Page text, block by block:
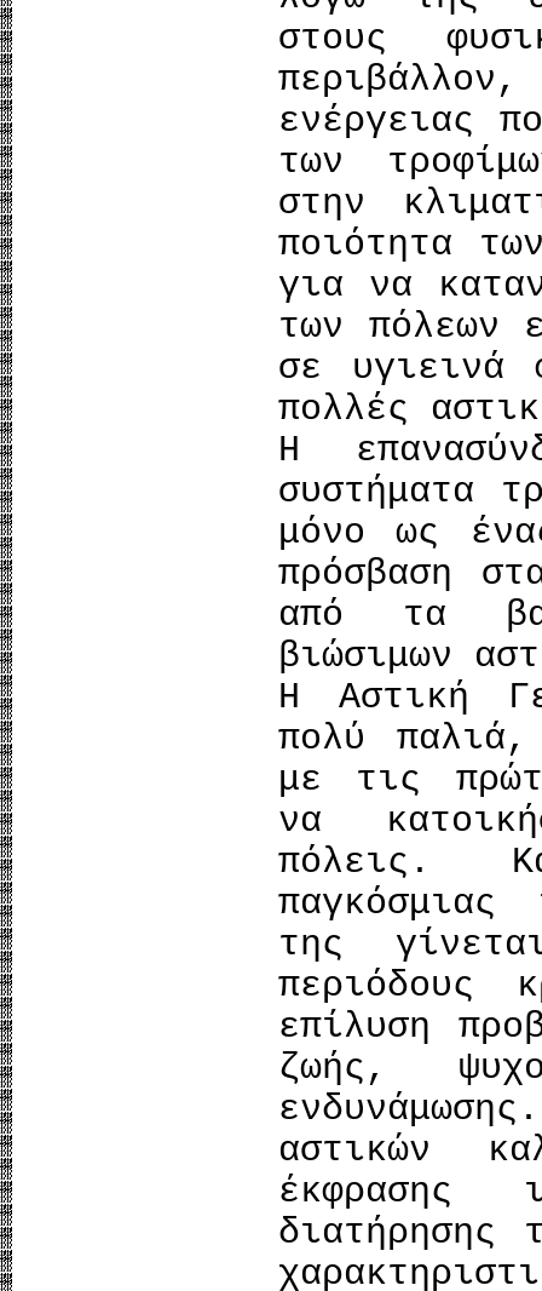
στους
ενέργειας
των
στην
ποιότητα
για να
των πόλεων
σε υγιεινά
πολλές
Η
συστήματα
μόνο ως
πρόσβαση
από τα
βιώσιμων
Η Αστική
πολύ παλιά,
με τις
να
πόλεις.
της
περιόδους
επίλυση
ζωής,
αστικών
έκφρασης
διατήρησης